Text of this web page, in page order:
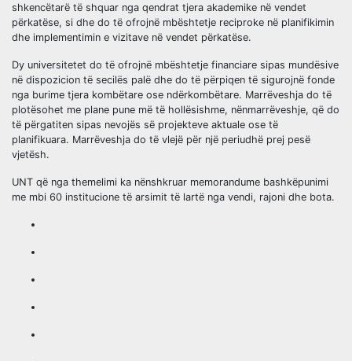
shkencëtarë të shquar nga qendrat tjera akademike në vendet
përkatëse, si dhe do të ofrojnë mbështetje reciproke në planifikimin
dhe implementimin e vizitave në vendet përkatëse.
Dy universitetet do të ofrojnë mbështetje financiare sipas mundësive
në dispozicion të secilës palë dhe do të përpiqen të sigurojnë fonde
nga burime tjera kombëtare ose ndërkombëtare. Marrëveshja do të
plotësohet me plane pune më të hollësishme, nënmarrëveshje, që do
të përgatiten sipas nevojës së projekteve aktuale ose të
planifikuara. Marrëveshja do të vlejë për një periudhë prej pesë
vjetësh.
UNT që nga themelimi ka nënshkruar memorandume bashkëpunimi
me mbi 60 institucione të arsimit të lartë nga vendi, rajoni dhe bota.